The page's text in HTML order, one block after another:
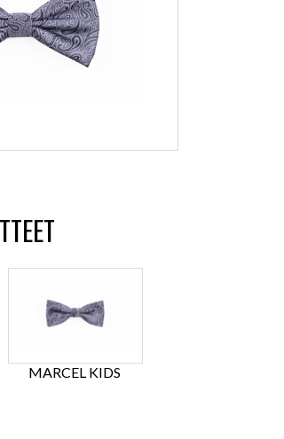
MARCEL KIDS